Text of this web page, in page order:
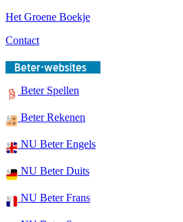
Het Groene Boekje
Contact
Beter Spellen
Beter Rekenen
NU Beter Engels
NU Beter Duits
NU Beter Frans